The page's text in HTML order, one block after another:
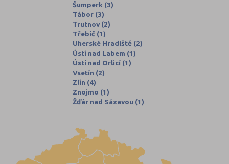
Šumperk (3)
Tábor (3)
Trutnov (2)
Třebíč (1)
Uherské Hradiště (2)
Ústí nad Labem (1)
Ústí nad Orlicí (1)
Vsetín (2)
Zlín (4)
Znojmo (1)
Žďár nad Sázavou (1)